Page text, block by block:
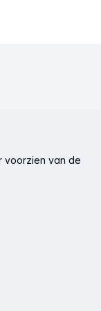
voorzien van de